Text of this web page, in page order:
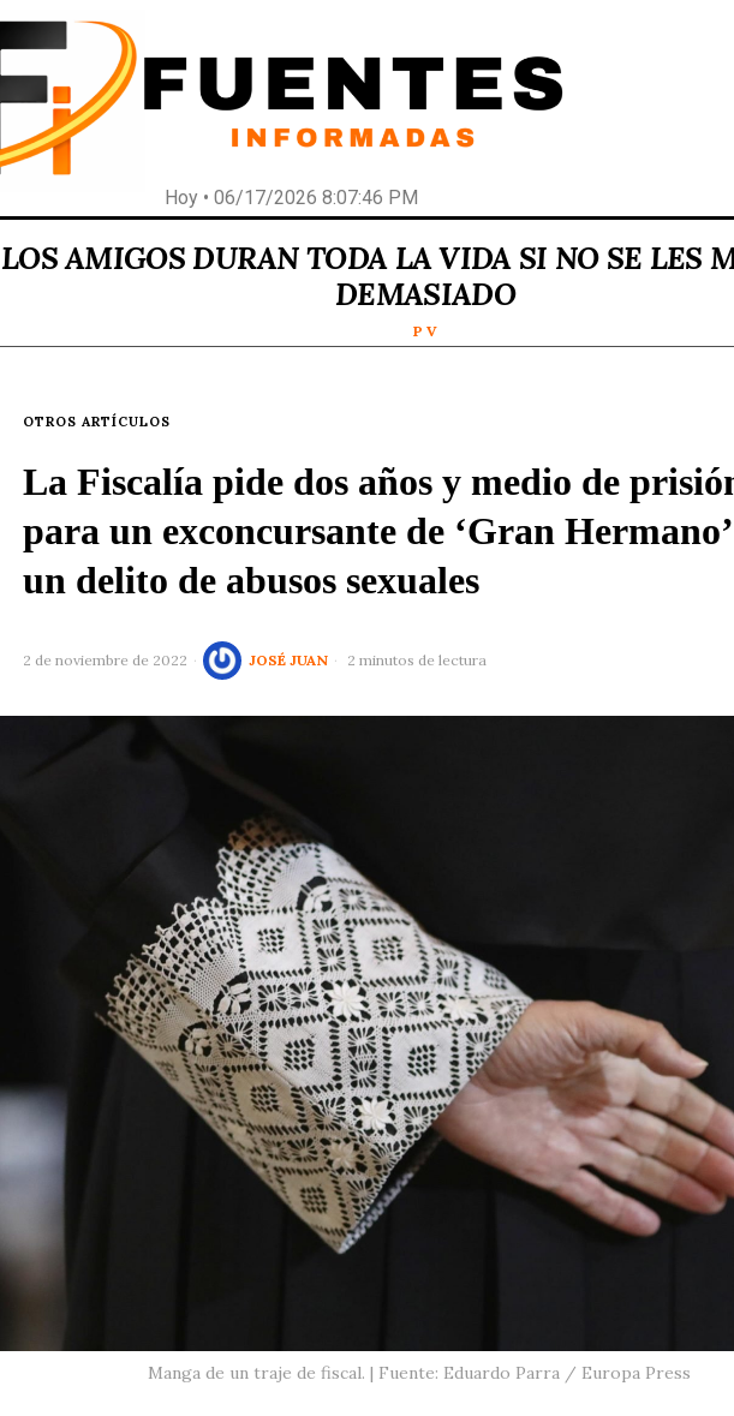
Hoy • 06/17/2026 8:07:46 PM
LOS AMIGOS DURAN TODA LA VIDA SI NO SE LES
DEMASIADO
P V
OTROS ARTÍCULOS
La Fiscalía pide dos años y medio de
para un exconcursante de ‘Gran
un delito de abusos sexuales
2 de noviembre de 2022 JOSÉ JUAN 2 minutos de lectura
Manga de un traje de fiscal. | Fuente: Eduardo Parra / Europa Press